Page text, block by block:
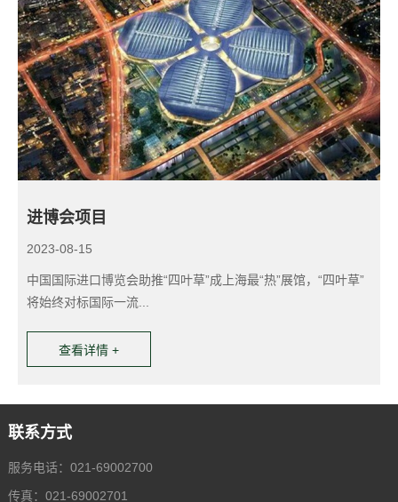
进博会项目
2023-08-15
中国国际进口博览会助推“四叶草”成上海最“热”展馆，“四叶草”
将始终对标国际一流...
查看详情 +
联系方式
服务电话：021-69002700
传真：021-69002701